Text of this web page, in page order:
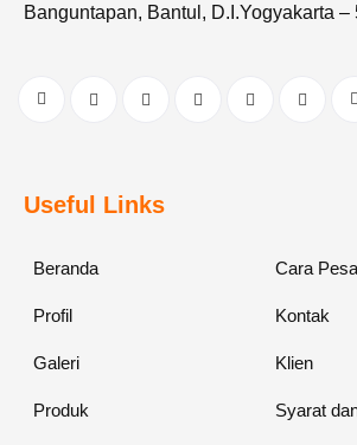
Banguntapan, Bantul, D.I.Yogyakarta –
Useful Links
Beranda
Profil
Galeri
Produk
Cara
Kontak
Klien
Syarat